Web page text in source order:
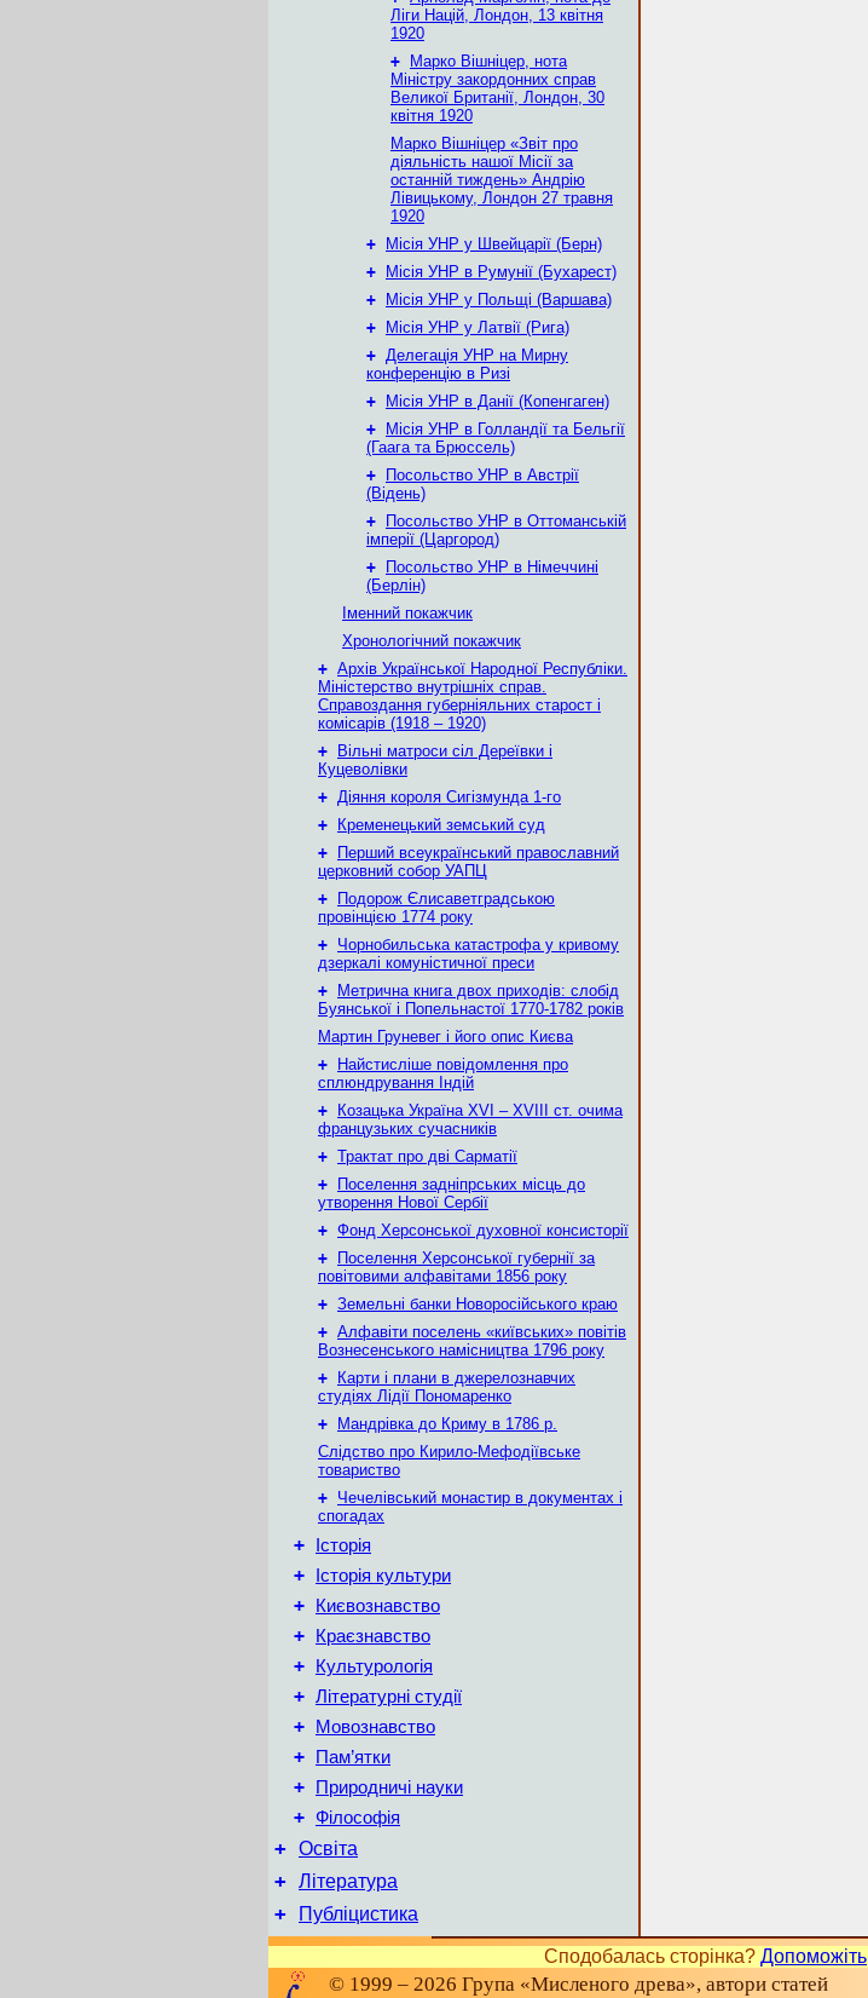
Ліги Націй, Лондон, 13 квітня
1920
+
Марко Вішніцер, нота
Міністру закордонних справ
Великої Британії, Лондон, 30
квітня 1920
Марко Вішніцер «Звіт про
діяльність нашої Місії за
останній тиждень» Андрію
Лівицькому, Лондон 27 травня
1920
+
Місія УНР у Швейцарії (Берн)
+
Місія УНР в Румунії (Бухарест)
+
Місія УНР у Польщі (Варшава)
+
Місія УНР у Латвії (Рига)
+ Делегація УНР на Мирну
конференцію в Ризі
+
Місія УНР в Данії (Копенгаген)
+
Місія УНР в Голландії та Бельгії
(Гаага та Брюссель)
+
Посольство УНР в Австрії
(Відень)
+
Посольство УНР в Оттоманській
імперії (Царгород)
+
Посольство УНР в Німеччині
(Берлін)
Іменний покажчик
Хронологічний покажчик
+ Архів Української Народної Республіки.
Міністерство внутрішніх справ.
Справоздання губерніяльних старост і
комісарів (1918 – 1920)
+
Вільні матроси сіл Дереївки і
Куцеволівки
+ Діяння короля Сигізмунда 1-го
+
Кременецький земський суд
+
Перший всеукраїнський православний
церковний собор УАПЦ
+
Подорож Єлисаветградською
провінцією 1774 року
+ Чорнобильська катастрофа у кривому
дзеркалі комуністичної преси
+
Метрична книга двох приходів: слобід
Буянської і Попельнастої 1770-1782 років
Мартин Груневег і його опис Києва
+
Найстисліше повідомлення про
сплюндрування Індій
+
Козацька Україна ХVІ – ХVІІІ ст. очима
французьких сучасників
+ Трактат про дві Сарматії
+
Поселення задніпрських місць до
утворення Нової Сербії
+ Фонд Херсонської духовної консисторії
+
Поселення Херсонської губернії за
повітовими алфавітами 1856 року
+ Земельні банки Новоросійського краю
+ Алфавіти поселень «київських» повітів
Вознесенського намісництва 1796 року
+
Карти і плани в джерелознавчих
студіях Лідії Пономаренко
+
Мандрівка до Криму в 1786 р.
Слідство про Кирило-Мефодіївське
товариство
+ Чечелівський монастир в документах і
спогадах
+ Історія
+ Історія культури
+ Києвознавство
+ Краєзнавство
+ Культурологія
+ Літературні студії
+ Мовознавство
+ Пам’ятки
+ Природничі науки
+ Філософія
+ Освіта
+ Література
+ Публіцистика
Сподобалась сторінка? Допоможіть
© 1999 – 2026 Група «Мисленого древа», автори статей